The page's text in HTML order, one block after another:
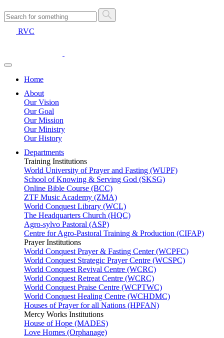
RVC
Home
About
Our Vision
Our Goal
Our Mission
Our Ministry
Our History
Departments
Training Institutions
World University of Prayer and Fasting (WUPF)
School of Knowing & Serving God (SKSG)
Online Bible Course (BCC)
ZTF Music Academy (ZMA)
World Conquest Library (WCL)
The Headquarters Church (HQC)
Agro-sylvo Pastoral (ASP)
Centre for Agro-Pastoral Training & Production (CIFAP)
Prayer Institutions
World Conquest Prayer & Fasting Center (WCPFC)
World Conquest Strategic Prayer Centre (WCSPC)
World Conquest Revival Centre (WCRC)
World Conquest Retreat Centre (WCRC)
World Conquest Praise Centre (WCPTWC)
World Conquest Healing Centre (WCHDMC)
Houses of Prayer for all Nations (HPFAN)
Mercy Works Institutions
House of Hope (MADES)
Love Homes (Orphanage)